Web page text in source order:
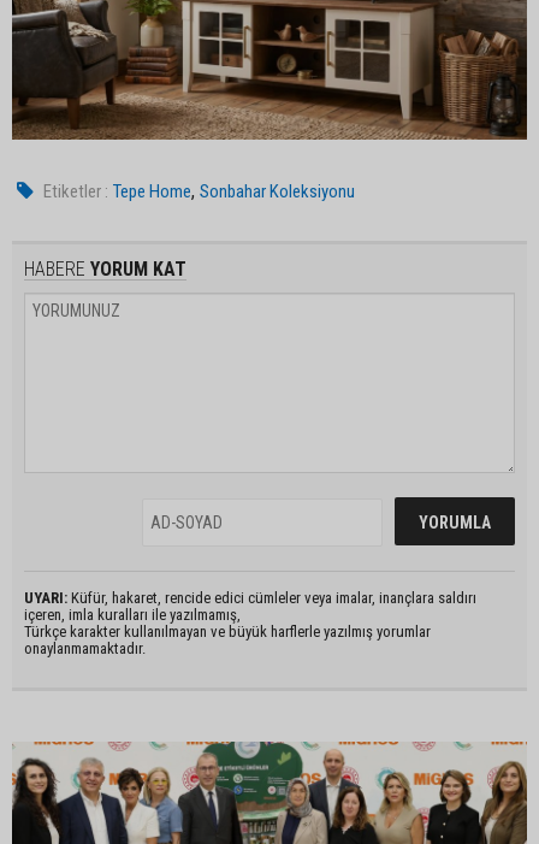
Etiketler : Tepe Home,Sonbahar Koleksiyonu
HABERE YORUM KAT
UYARI: Küfür, hakaret, rencide edici cümleler veya imalar, inançlara saldırı
içeren, imla kuralları ile yazılmamış,
Türkçe karakter kullanılmayan ve büyük harflerle yazılmış yorumlar
onaylanmamaktadır.